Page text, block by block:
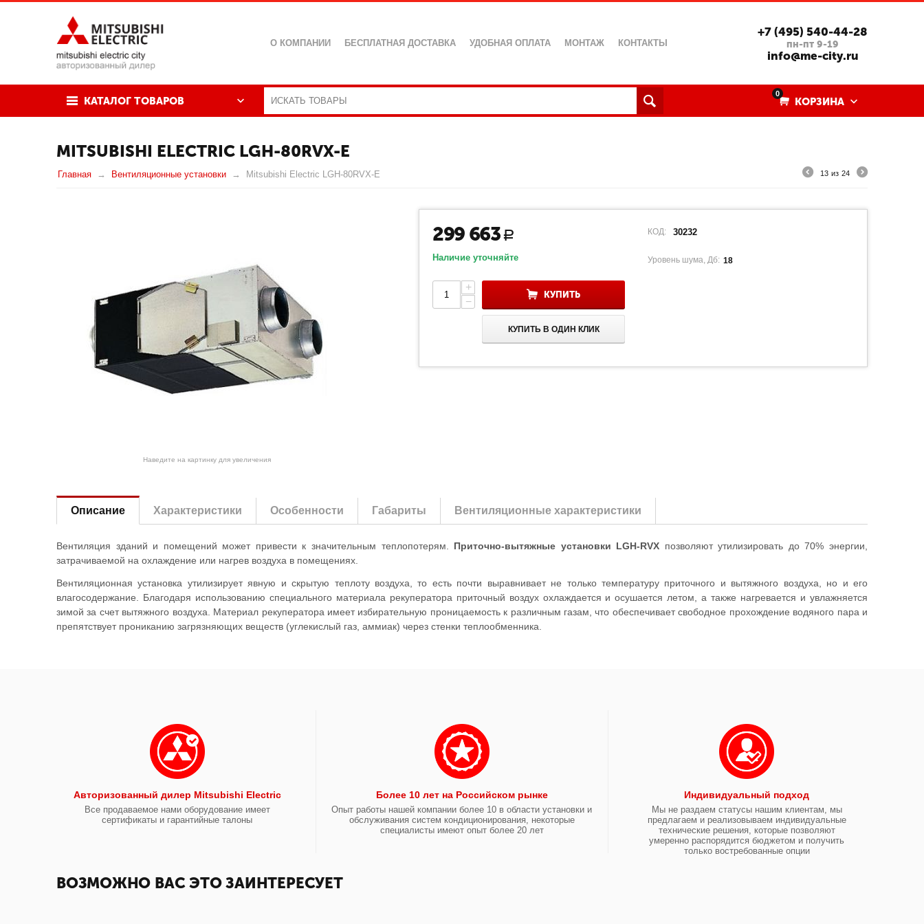
О КОМПАНИИ БЕСПЛАТНАЯ ДОСТАВКА УДОБНАЯ ОПЛАТА МОНТАЖ КОНТАКТЫ
+7 (495) 540-44-28
пн-пт 9-19
info@me-city.ru
КАТАЛОГ ТОВАРОВ
0
КОРЗИНА
MITSUBISHI ELECTRIC LGH-80RVX-E
Главная Вентиляционные установки Mitsubishi Electric LGH-80RVX-E 13 из 24
Наведите на картинку для увеличения
299 663 Р
Наличие уточняйте
+
−
КУПИТЬ
КУПИТЬ В ОДИН КЛИК
КОД: 30232
Уровень шума, Дб: 18
Описание Характеристики Особенности Габариты Вентиляционные характеристики
Вентиляция зданий и помещений может привести к значительным теплопотерям. Приточно-вытяжные установки LGH-RVX позволяют утилизировать до 70% энергии,
затрачиваемой на охлаждение или нагрев воздуха в помещениях.
Вентиляционная установка утилизирует явную и скрытую теплоту воздуха, то есть почти выравнивает не только температуру приточного и вытяжного воздуха, но и его
влагосодержание. Благодаря использованию специального материала рекуператора приточный воздух охлаждается и осушается летом, а также нагревается и увлажняется
зимой за счет вытяжного воздуха. Материал рекуператора имеет избирательную проницаемость к различным газам, что обеспечивает свободное прохождение водяного пара и
препятствует прониканию загрязняющих веществ (углекислый газ, аммиак) через стенки теплообменника.
Авторизованный дилер Mitsubishi Electric
Все продаваемое нами оборудование имеет
сертификаты и гарантийные талоны
Более 10 лет на Российском рынке
Опыт работы нашей компании более 10 в области установки и
обслуживания систем кондиционирования, некоторые
специалисты имеют опыт более 20 лет
Индивидуальный подход
Мы не раздаем статусы нашим клиентам, мы
предлагаем и реализовываем индивидуальные
технические решения, которые позволяют
умеренно распорядится бюджетом и получить
только востребованные опции
ВОЗМОЖНО ВАС ЭТО ЗАИНТЕРЕСУЕТ